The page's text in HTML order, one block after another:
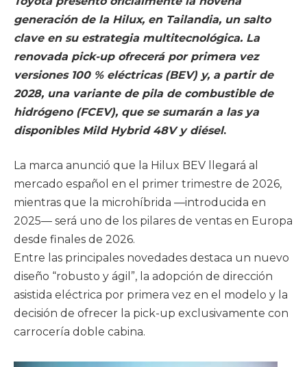
generación de la Hilux, en Tailandia, un salto
clave en su estrategia multitecnológica. La
renovada pick-up ofrecerá por primera vez
versiones 100 % eléctricas (BEV) y, a partir de
2028, una variante de pila de combustible de
hidrógeno (FCEV), que se sumarán a las ya
disponibles Mild Hybrid 48V y diésel.
La marca anunció que la Hilux BEV llegará al
mercado español en el primer trimestre de 2026,
mientras que la microhíbrida —introducida en
2025— será uno de los pilares de ventas en Europa
desde finales de 2026.
Entre las principales novedades destaca un nuevo
diseño “robusto y ágil”, la adopción de dirección
asistida eléctrica por primera vez en el modelo y la
decisión de ofrecer la pick-up exclusivamente con
carrocería doble cabina.